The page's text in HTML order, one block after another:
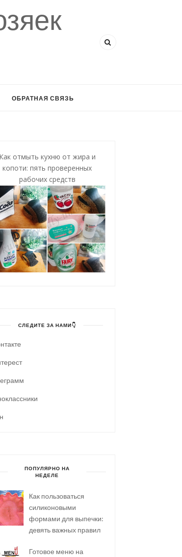
ОБРАТНАЯ СВЯЗЬ
Как отмыть кухню от жира и
копоти: пять проверенных
рабочих средств
СЛЕДИТЕ ЗА НАМИ👇
ПОПУЛЯРНО НА
НЕДЕЛЕ
Как пользоваться
силиконовыми
формами для выпечки:
девять важных правил
Готовое меню на